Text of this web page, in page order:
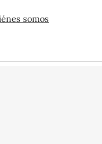
somos